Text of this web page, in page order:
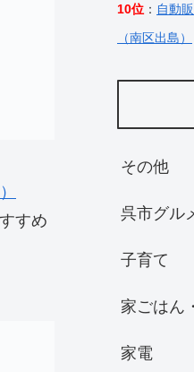
すめ
10位 ： 自動
（南区出島）
その他
呉市グル
子育て
家ごはん
家電